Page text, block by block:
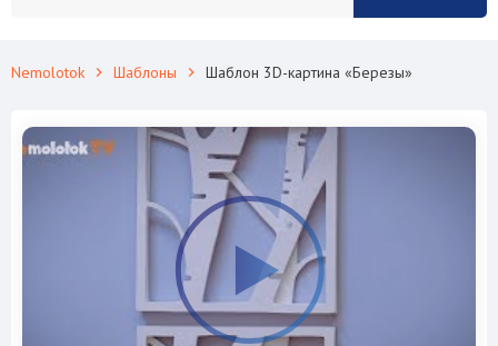
Nemolotok Шаблоны Шаблон 3D-картина «Березы»